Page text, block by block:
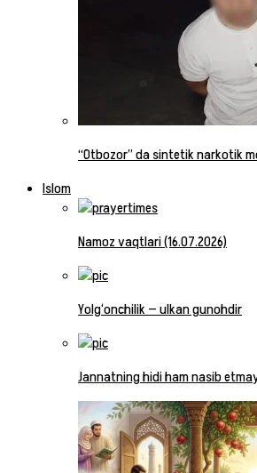
“Otbozor” da sintetik narkotik
Islom
Namoz vaqtlari (16.07.2026)
Yolg‘onchilik — ulkan gunohdir
Jannatning hidi ham nasib